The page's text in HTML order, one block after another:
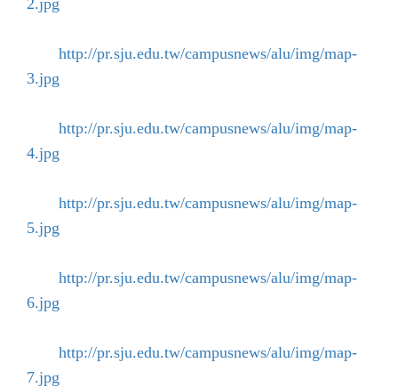
2.jpg
http://pr.sju.edu.tw/campusnews/alu/img/map-
3.jpg
http://pr.sju.edu.tw/campusnews/alu/img/map-
4.jpg
http://pr.sju.edu.tw/campusnews/alu/img/map-
5.jpg
http://pr.sju.edu.tw/campusnews/alu/img/map-
6.jpg
http://pr.sju.edu.tw/campusnews/alu/img/map-
7.jpg